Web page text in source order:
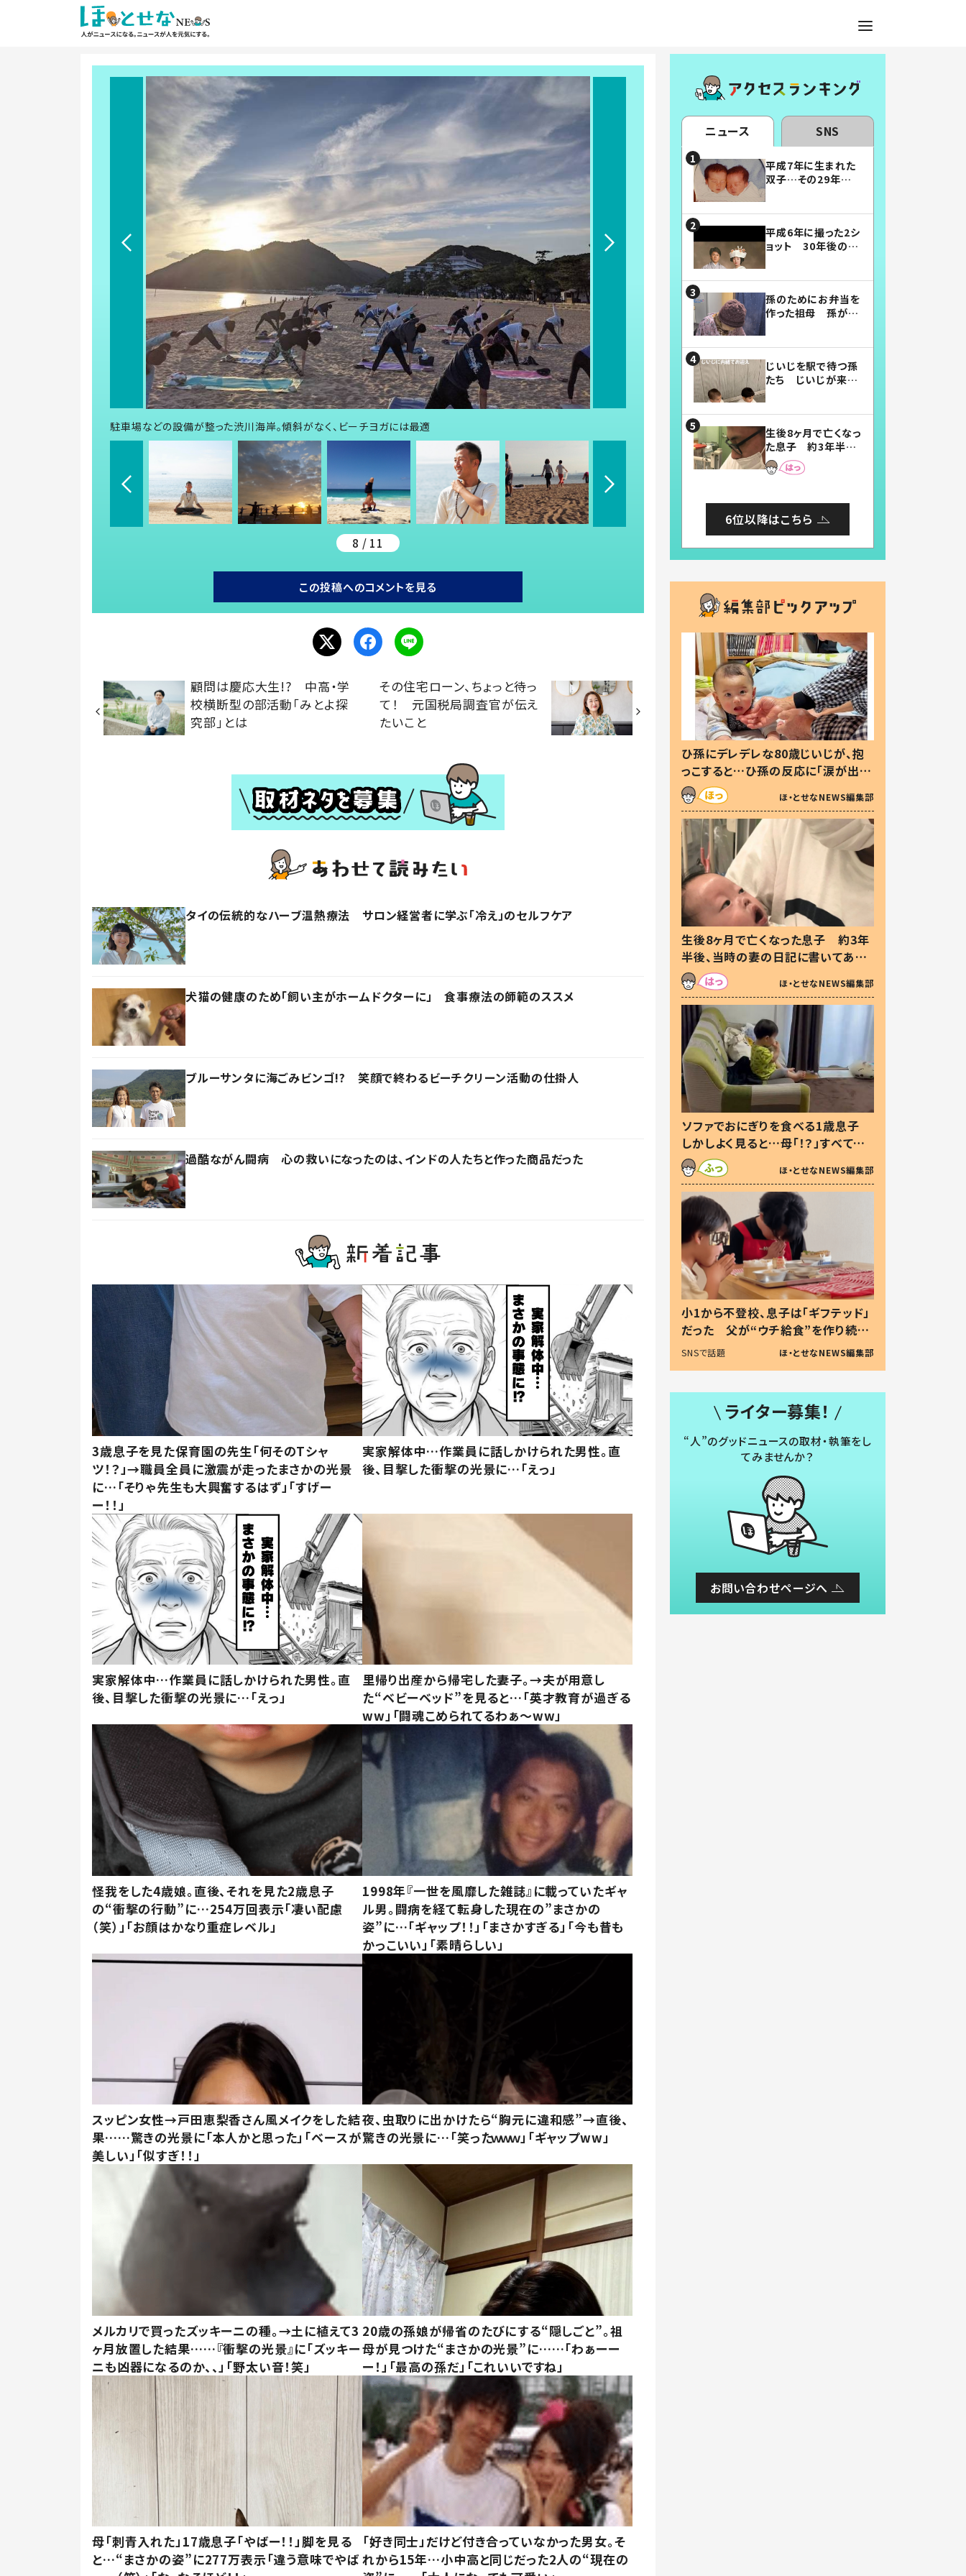
駐車場などの設備が整った渋川海岸。傾斜がなく、ビーチヨガには最適
8 / 11
この投稿へのコメントを見る
顧問は慶応大生!? 中高・学
校横断型の部活動「みとよ探
究部」とは
その住宅ローン、ちょっと待っ
て！ 元国税局調査官が伝え
たいこと
タイの伝統的なハーブ温熱療法 サロン経営者に学ぶ「冷え」のセルフケア
犬猫の健康のため「飼い主がホームドクターに」 食事療法の師範のススメ
ブルーサンタに海ごみビンゴ!? 笑顔で終わるビーチクリーン活動の仕掛人
過酷ながん闘病 心の救いになったのは、インドの人たちと作った商品だった
3歳息子を見た保育園の先生「何そのTシャ
ツ！？」→職員全員に激震が走ったまさかの光景
に…「そりゃ先生も大興奮するはず」「すげー
ー！！」
実家解体中…作業員に話しかけられた男性。直
後、目撃した衝撃の光景に…「えっ」
実家解体中…作業員に話しかけられた男性。直
後、目撃した衝撃の光景に…「えっ」
里帰り出産から帰宅した妻子。→夫が用意し
た“ベビーベッド”を見ると…「英才教育が過ぎる
ww」「闘魂こめられてるわぁ～ww」
怪我をした4歳娘。直後、それを見た2歳息子
の“衝撃の行動”に…254万回表示「凄い配慮
（笑）」「お顔はかなり重症レベル」
1998年『一世を風靡した雑誌』に載っていたギャ
ル男。闘病を経て転身した現在の”まさかの
姿”に…「ギャップ！！」「まさかすぎる」「今も昔も
かっこいい」「素晴らしい」
スッピン女性→戸田恵梨香さん風メイクをした結
果……驚きの光景に「本人かと思った」「ベースが
美しい」「似すぎ！！」
夜、虫取りに出かけたら“胸元に違和感”→直後、
驚きの光景に…「笑ったｗｗｗ」「ギャップww」
メルカリで買ったズッキーニの種。→土に植えて3
ヶ月放置した結果……『衝撃の光景』に「ズッキー
ニも凶器になるのか、、」「野太い音！笑」
20歳の孫娘が帰省のたびにする“隠しごと”。祖
母が見つけた“まさかの光景”に……「わぁーー
ー！」「最高の孫だ」「これいいですね」
母「刺青入れた」17歳息子「やばー！！」脚を見る
と…“まさかの姿”に277万表示「違う意味でやば
「好き同士」だけど付き合っていなかった男女。そ
れから15年…小中高と同じだった2人の“現在の
ニュース SNS
平成7年に生まれた
双子…その29年後
平成6年に撮った2シ
ョット 30年後の姿
孫のためにお弁当を
作った祖母 孫が絶
じいじを駅で待つ孫
たち じいじが来た
まらない」「幸せにな
れる」
生後8ヶ月で亡くなっ
た息子 約3年半
後、当時の妻の日記
に書いてあった本音
6位以降はこちら
ひ孫にデレデレな80歳じいじが、抱
っこすると…ひ孫の反応に「涙が出ま
した」「可愛くて仕方ない」
ほ・とせなNEWS編集部
生後8ヶ月で亡くなった息子 約3年
半後、当時の妻の日記に書いてあっ
た本音とは
ほ・とせなNEWS編集部
ソファでおにぎりを食べる1歳息子
しかしよく見ると…母「！？」すべてを
察した母の投稿に「可愛いから許
す！」「現行犯〜」
ほ・とせなNEWS編集部
小1から不登校、息子は「ギフテッド」
だった 父が“ウチ給食”を作り続け
る理由とは #令和の親 #令和の子
SNSで話題 ほ・とせなNEWS編集部
ライター募集！
“人”のグッドニュースの取材・執筆をし
てみませんか？
お問い合わせページへ